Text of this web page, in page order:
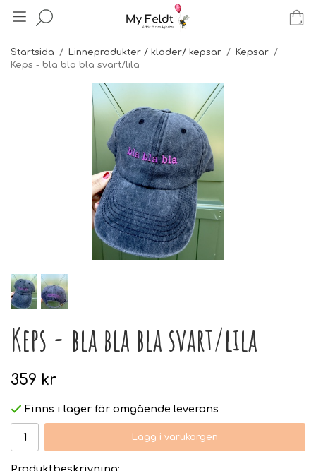
Startsida / Linneprodukter / kläder/ kepsar / Kepsar /
Keps - bla bla bla svart/lila
Keps - bla bla bla svart/lila
359 kr
Finns i lager för omgående leverans
Lägg i varukorgen